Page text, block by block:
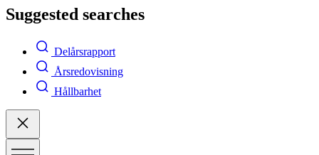
Suggested searches
Delårsrapport
Årsredovisning
Hållbarhet